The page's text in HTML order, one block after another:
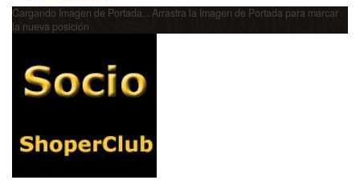
Cargando Imagen de Portada...
Arrastra la Imagen de Portada para marcar
la nueva posición